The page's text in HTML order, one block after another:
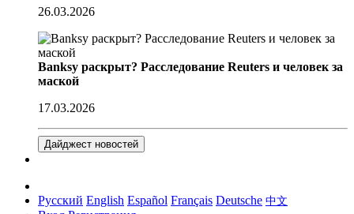
26.03.2026
Banksy раскрыт? Расследование Reuters и человек за
маской
17.03.2026
Дайджест новостей
Русский English Español Français Deutsche 中文